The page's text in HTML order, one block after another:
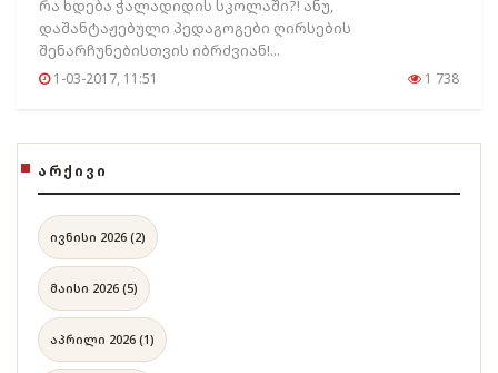
რა ხდება ჭალადიდის სკოლაში?! ანუ,
დაშანტაჟებული პედაგოგები ღირსების
შენარჩუნებისთვის იბრძვიან!...
1-03-2017, 11:51 1 738
ᲐᲠᲥᲘᲕᲘ
ივნისი 2026 (2)
მაისი 2026 (5)
აპრილი 2026 (1)